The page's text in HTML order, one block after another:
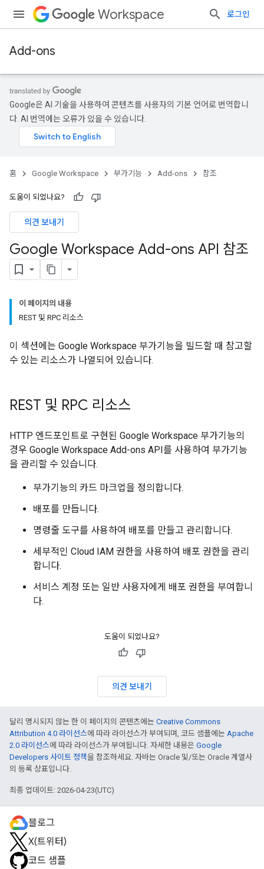
Workspace 로그인
Add-ons
Google은 AI 기술을 사용하여 콘텐츠를 사용자의 기본 언어로 번역합니
다. AI 번역에는 오류가 있을 수 있습니다.
홈 Google Workspace 부가기능 Add-ons 참조
도움이 되었나요?
의견 보내기
Google Workspace Add-ons API 참조
이 페이지의 내용
REST 및 RPC 리소스
이 섹션에는 Google Workspace 부가기능을 빌드할 때 참고할
수 있는 리소스가 나열되어 있습니다.
REST 및 RPC 리소스
HTTP 엔드포인트로 구현된 Google Workspace 부가기능의
경우 Google Workspace Add-ons API를 사용하여 부가기능
을 관리할 수 있습니다.
부가기능의 카드 마크업을 정의합니다.
배포를 만듭니다.
명령줄 도구를 사용하여 배포를 만들고 관리합니다.
세부적인 Cloud IAM 권한을 사용하여 배포 권한을 관리
합니다.
서비스 계정 또는 일반 사용자에게 배포 권한을 부여합니
다.
도움이 되었나요?
의견 보내기
달리 명시되지 않는 한 이 페이지의 콘텐츠에는 Creative Commons
Attribution 4.0 라이선스에 따라 라이선스가 부여되며, 코드 샘플에는 Apache
2.0 라이선스에 따라 라이선스가 부여됩니다. 자세한 내용은 Google
Developers 사이트 정책을 참조하세요. 자바는 Oracle 및/또는 Oracle 계열사
의 등록 상표입니다.
최종 업데이트: 2026-04-23(UTC)
블로그
X(트위터)
코드 샘플